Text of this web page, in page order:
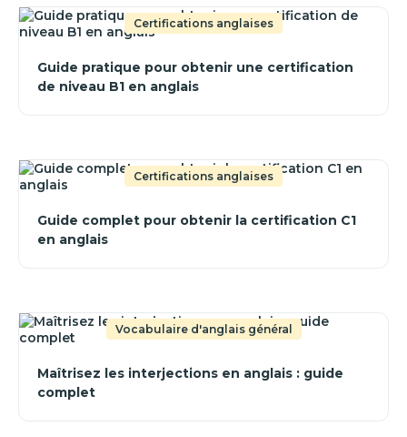
Certifications anglaises
Guide pratique pour obtenir une certification
de niveau B1 en anglais
Certifications anglaises
Guide complet pour obtenir la certification C1
en anglais
Vocabulaire d'anglais général
Maîtrisez les interjections en anglais : guide
complet